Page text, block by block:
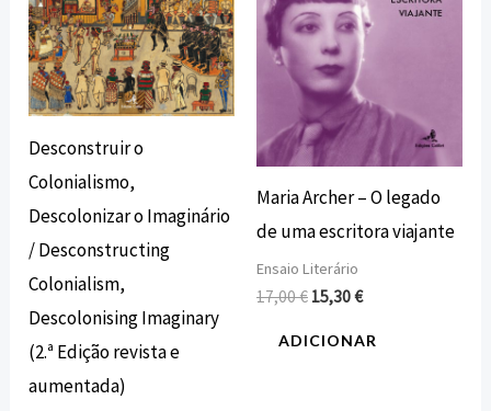
Desconstruir o
Colonialismo,
Descolonizar o Imaginário
/ Desconstructing
Colonialism,
Descolonising Imaginary
(2.ª Edição revista e
aumentada)
Maria Archer – O legado
de uma escritora viajante
Ensaio Literário
17,00€ 15,30€
ADICIONAR